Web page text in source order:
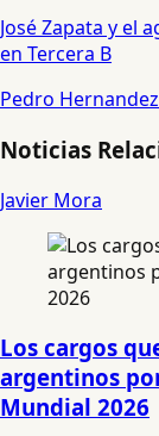
José Zapata y el
en Tercera B
Pedro Hernandez
Noticias
Javier Mora
Los cargos
argentinos
Mundial 2026